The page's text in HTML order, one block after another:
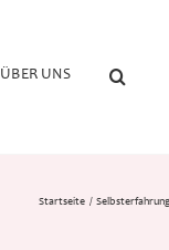
ÜBER UNS
Startseite Selbsterfahrung